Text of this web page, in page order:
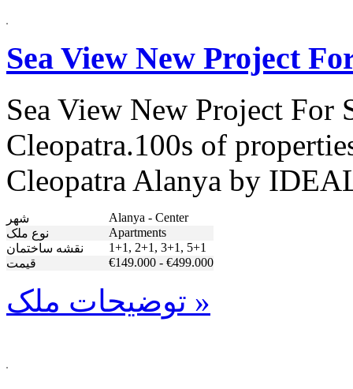
Sea View New Project
Sea View New Project For
Cleopatra.100s of
Cleopatra Alanya by
شهر
Alanya - Center
نوع ملک
Apartments
نقشه ساختمان
1+1, 2+1, 3+1, 5+1
قیمت
€149.000 - €499.000
توضیحات ملک »